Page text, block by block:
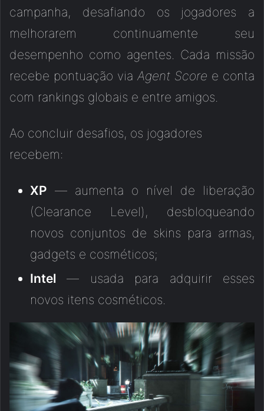
campanha, desafiando os jogadores a
melhorarem continuamente seu
desempenho como agentes. Cada missão
recebe pontuação via Agent Score e conta
com rankings globais e entre amigos.
Ao concluir desafios, os jogadores
recebem:
XP — aumenta o nível de liberação
(Clearance Level), desbloqueando
novos conjuntos de skins para armas,
gadgets e cosméticos;
Intel — usada para adquirir esses
novos itens cosméticos.